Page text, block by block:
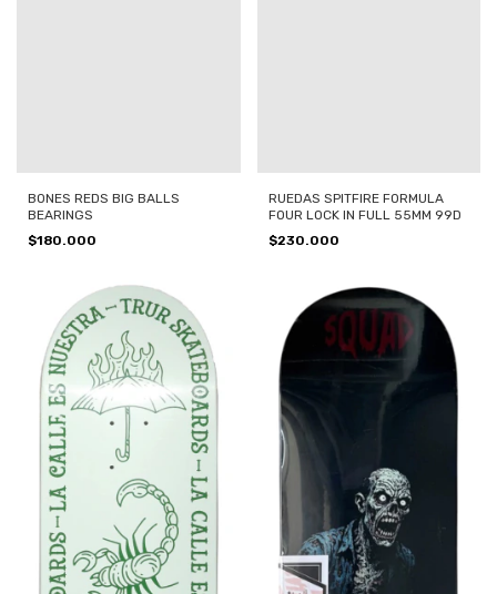
BONES REDS BIG BALLS
BEARINGS
$180.000
RUEDAS SPITFIRE FORMULA
FOUR LOCK IN FULL 55MM 99D
$230.000